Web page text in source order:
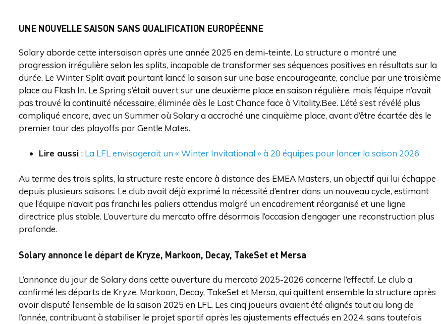
UNE NOUVELLE SAISON SANS QUALIFICATION EUROPÉENNE
Solary aborde cette intersaison après une année 2025 en demi-teinte. La structure a montré une
progression irrégulière selon les splits, incapable de transformer ses séquences positives en résultats sur la
durée. Le Winter Split avait pourtant lancé la saison sur une base encourageante, conclue par une troisième
place au Flash In. Le Spring s’était ouvert sur une deuxième place en saison régulière, mais l’équipe n’avait
pas trouvé la continuité nécessaire, éliminée dès le Last Chance face à Vitality.Bee. L’été s’est révélé plus
compliqué encore, avec un Summer où Solary a accroché une cinquième place, avant d’être écartée dès le
premier tour des playoffs par Gentle Mates.
Lire aussi : La LFL envisagerait un « Winter Invitational » à 20 équipes pour lancer la saison 2026
Au terme des trois splits, la structure reste encore à distance des EMEA Masters, un objectif qui lui échappe
depuis plusieurs saisons. Le club avait déjà exprimé la nécessité d’entrer dans un nouveau cycle, estimant
que l’équipe n’avait pas franchi les paliers attendus malgré un encadrement réorganisé et une ligne
directrice plus stable. L’ouverture du mercato offre désormais l’occasion d’engager une reconstruction plus
profonde.
Solary annonce le départ de Kryze, Markoon, Decay, TakeSet et Mersa
L’annonce du jour de Solary dans cette ouverture du mercato 2025-2026 concerne l’effectif. Le club a
confirmé les départs de Kryze, Markoon, Decay, TakeSet et Mersa, qui quittent ensemble la structure après
avoir disputé l’ensemble de la saison 2025 en LFL. Les cinq joueurs avaient été alignés tout au long de
l’année, contribuant à stabiliser le projet sportif après les ajustements effectués en 2024, sans toutefois